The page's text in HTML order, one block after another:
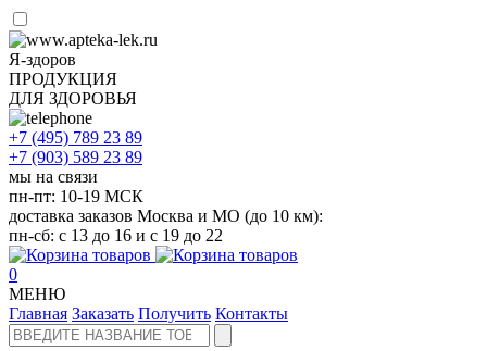
Я-здоров
ПРОДУКЦИЯ
ДЛЯ ЗДОРОВЬЯ
+7 (495) 789 23 89
+7 (903) 589 23 89
мы на связи
пн-пт: 10-19 МСК
доставка заказов Москва и МО (до 10 км):
пн-сб: с 13 до 16 и с 19 до 22
0
МЕНЮ
Главная Заказать Получить Контакты